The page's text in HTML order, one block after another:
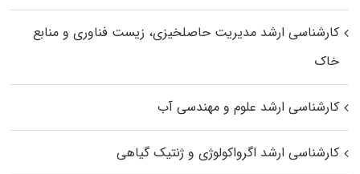
کارشناسی ارشد مدیریت حاصلخیزی، زیست فناوری و منابع
خاک
کارشناسی ارشد علوم و مهندسی آب
کارشناسی ارشد اگرواکولوژی و ژنتیک گیاهی